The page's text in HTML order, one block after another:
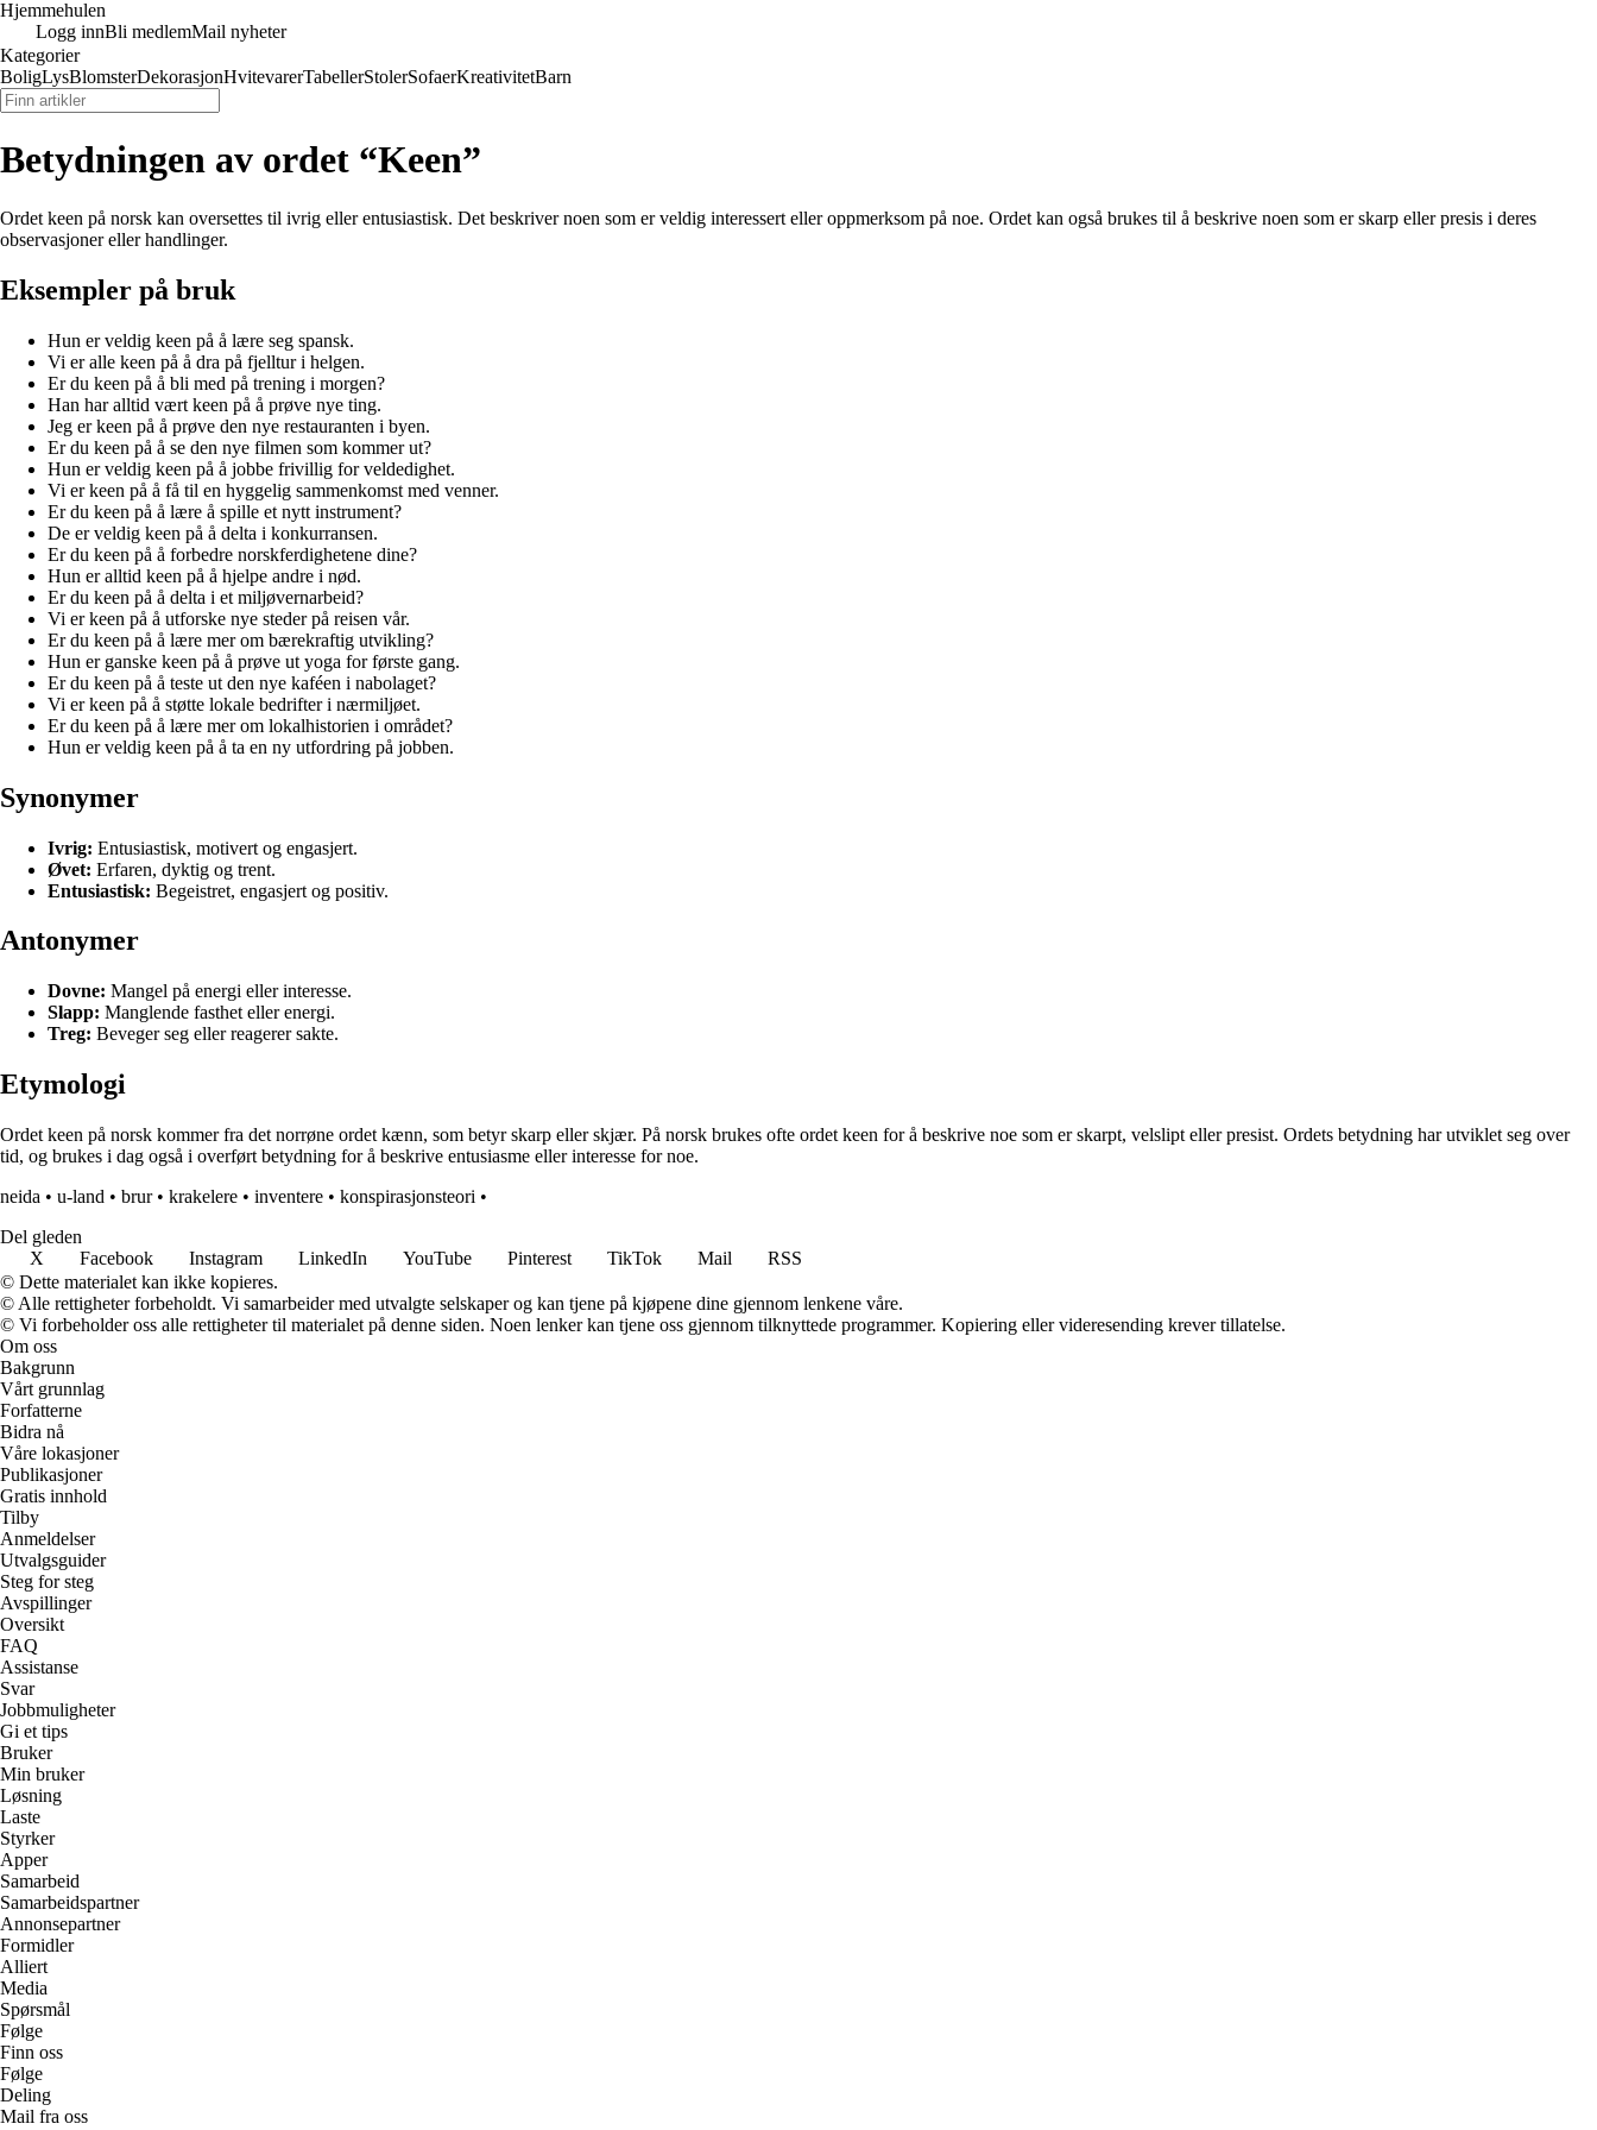
Hjemmehulen
Logg innBli medlemMail nyheter
Kategorier
BoligLysBlomsterDekorasjonHvitevarerTabellerStolerSofaerKreativitetBarn
Betydningen av ordet “Keen”
Ordet keen på norsk kan oversettes til ivrig eller entusiastisk. Det beskriver noen som er veldig interessert eller oppmerksom på noe. Ordet kan også brukes til å beskrive noen som er skarp eller presis i deres
observasjoner eller handlinger.
Eksempler på bruk
Hun er veldig keen på å lære seg spansk.
Vi er alle keen på å dra på fjelltur i helgen.
Er du keen på å bli med på trening i morgen?
Han har alltid vært keen på å prøve nye ting.
Jeg er keen på å prøve den nye restauranten i byen.
Er du keen på å se den nye filmen som kommer ut?
Hun er veldig keen på å jobbe frivillig for veldedighet.
Vi er keen på å få til en hyggelig sammenkomst med venner.
Er du keen på å lære å spille et nytt instrument?
De er veldig keen på å delta i konkurransen.
Er du keen på å forbedre norskferdighetene dine?
Hun er alltid keen på å hjelpe andre i nød.
Er du keen på å delta i et miljøvernarbeid?
Vi er keen på å utforske nye steder på reisen vår.
Er du keen på å lære mer om bærekraftig utvikling?
Hun er ganske keen på å prøve ut yoga for første gang.
Er du keen på å teste ut den nye kaféen i nabolaget?
Vi er keen på å støtte lokale bedrifter i nærmiljøet.
Er du keen på å lære mer om lokalhistorien i området?
Hun er veldig keen på å ta en ny utfordring på jobben.
Synonymer
Ivrig: Entusiastisk, motivert og engasjert.
Øvet: Erfaren, dyktig og trent.
Entusiastisk: Begeistret, engasjert og positiv.
Antonymer
Dovne: Mangel på energi eller interesse.
Slapp: Manglende fasthet eller energi.
Treg: Beveger seg eller reagerer sakte.
Etymologi
Ordet keen på norsk kommer fra det norrøne ordet kænn, som betyr skarp eller skjær. På norsk brukes ofte ordet keen for å beskrive noe som er skarpt, velslipt eller presist. Ordets betydning har utviklet seg over
tid, og brukes i dag også i overført betydning for å beskrive entusiasme eller interesse for noe.
neida • u-land • brur• krakelere • inventere • konspirasjonsteori •
Del gleden
X
Facebook Instagram LinkedIn YouTube Pinterest TikTok Mail
RSS
© Dette materialet kan ikke kopieres.
© Alle rettigheter forbeholdt. Vi samarbeider med utvalgte selskaper og kan tjene på kjøpene dine gjennom lenkene våre.
© Vi forbeholder oss alle rettigheter til materialet på denne siden. Noen lenker kan tjene oss gjennom tilknyttede programmer. Kopiering eller videresending krever tillatelse.
Om oss
Bakgrunn
Vårt grunnlag
Forfatterne
Bidra nå
Våre lokasjoner
Publikasjoner
Gratis innhold
Tilby
Anmeldelser
Utvalgsguider
Steg for steg
Avspillinger
Oversikt
FAQ
Assistanse
Svar
Jobbmuligheter
Gi et tips
Bruker
Min bruker
Løsning
Laste
Styrker
Apper
Samarbeid
Samarbeidspartner
Annonsepartner
Formidler
Alliert
Media
Spørsmål
Følge
Finn oss
Følge
Deling
Mail fra oss